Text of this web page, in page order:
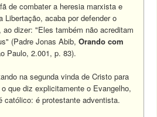
de combater a heresia marxista e
Libertação, acaba por defender o
dizer: "Eles também não acreditam
(Padre Jonas Abib,Orando com
Paulo, 2.001, p. 83).
na segunda vinda de Cristo para
que diz explicitamente o Evangelho,
católico: é protestante adventista.